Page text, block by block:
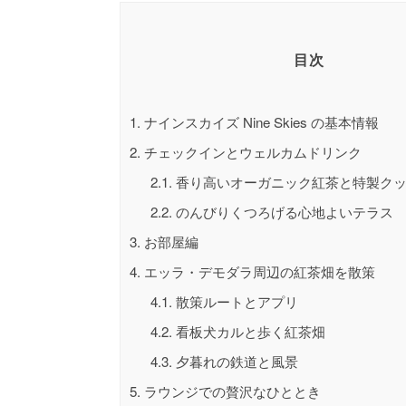
目次
1. ナインスカイズ Nine Skies の基本情報
2. チェックインとウェルカムドリンク
2.1. 香り高いオーガニック紅茶と特製ク
2.2. のんびりくつろげる心地よいテラス
3. お部屋編
4. エッラ・デモダラ周辺の紅茶畑を散策
4.1. 散策ルートとアプリ
4.2. 看板犬カルと歩く紅茶畑
4.3. 夕暮れの鉄道と風景
5. ラウンジでの贅沢なひととき